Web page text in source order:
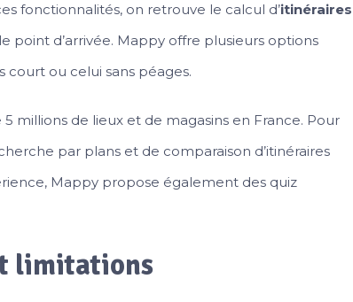
fonctionnalités, on retrouve le calcul d’itinéraires
d’arrivée. Mappy offre plusieurs options
court ou celui sans péages.
millions de lieux et de magasins en France. Pour
par plans et de comparaison d’itinéraires
Mappy propose également des quiz
limitations